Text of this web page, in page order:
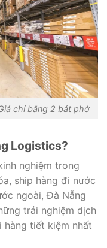
chỉ bằng 2 bát phở
Logistics?
nghiệm trong
ship hàng đi nước
ngoài, Đà Nẵng
trải nghiệm dịch
tiết kiệm nhất